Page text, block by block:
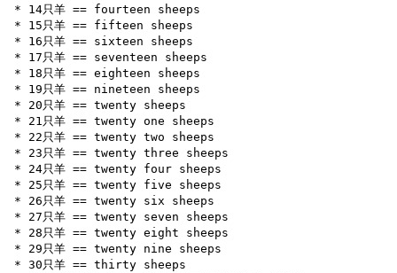
* 14只羊 == fourteen sheeps
* 15只羊 == fifteen sheeps
* 16只羊 == sixteen sheeps
* 17只羊 == seventeen sheeps
* 18只羊 == eighteen sheeps
* 19只羊 == nineteen sheeps
* 20只羊 == twenty sheeps
* 21只羊 == twenty one sheeps
* 22只羊 == twenty two sheeps
* 23只羊 == twenty three sheeps
* 24只羊 == twenty four sheeps
* 25只羊 == twenty five sheeps
* 26只羊 == twenty six sheeps
* 27只羊 == twenty seven sheeps
* 28只羊 == twenty eight sheeps
* 29只羊 == twenty nine sheeps
* 30只羊 == thirty sheeps